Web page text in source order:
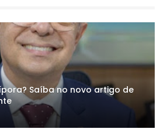
Saíba no novo artigo de